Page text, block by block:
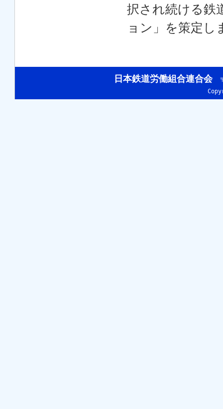
択され続ける鉄
ョン」を策定し
日本鉄道労働組合連合会